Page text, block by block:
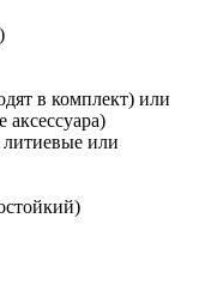
в комплект) или
аксессуара)
или